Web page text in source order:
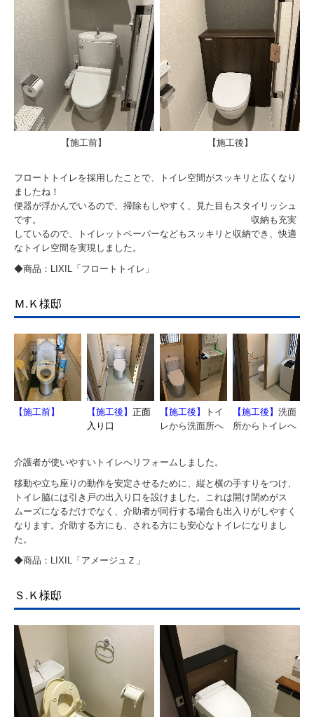
【施工前】 【施工後】
フロートトイレを採用したことで、トイレ空間がスッキリと広くなり
ましたね！
便器が浮かんでいるので、掃除もしやすく、見た目もスタイリッシュ
です。 収納も充実
しているので、トイレットペーパーなどもスッキリと収納でき、快適
なトイレ空間を実現しました。
◆商品：LIXIL「フロートトイレ」
Ｍ.Ｋ様邸
【施工前】 【施工後】正面
入り口
【施工後】
トイ
レから洗面所へ
【施工後】洗面
所からトイレへ
介護者が使いやすいトイレへリフォームしました。
移動や立ち座りの動作を安定させるために、縦と横の手すりをつけ、
トイレ脇には引き戸の出入り口を設けました。これは開け閉めがス
ムーズになるだけでなく、介助者が同行する場合も出入りがしやすく
なります。介助する方にも、される方にも安心なトイレになりまし
た。
◆商品：LIXIL「アメージュＺ」
Ｓ.Ｋ様邸